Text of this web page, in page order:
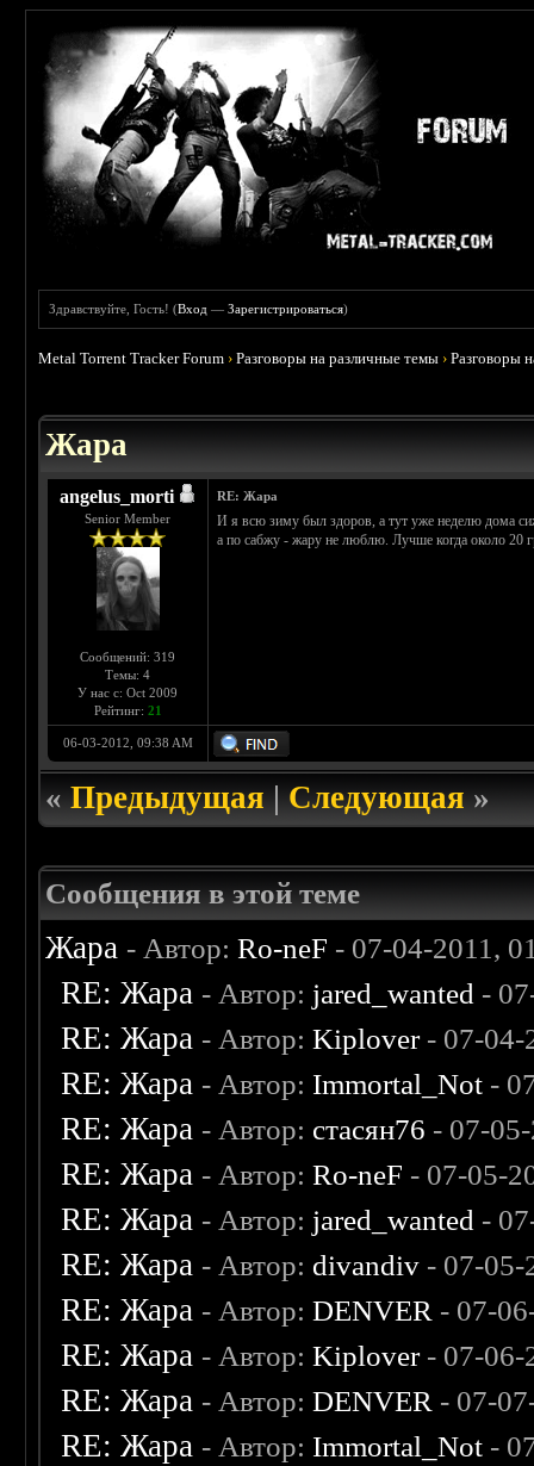
Здравствуйте, Гость! (Вход —Зарегистрироваться)
Metal Torrent Tracker Forum ›Разговоры на различные темы ›Разговоры
Жара
angelus_morti
Senior Member
Сообщений: 319
Темы: 4
У нас с: Oct 2009
Рейтинг: 21
RE: Жара
И я всю зиму был здоров, а тут уже неделю дома
а по сабжу - жару не люблю. Лучше когда около 20
06-03-2012, 09:38 AM
«Предыдущая|Следующая»
Сообщения в этой теме
Жара - Автор:Ro-neF - 07-04-2011,
RE: Жара - Автор: jared_wanted -
RE: Жара - Автор:Kiplover- 07-04-
RE: Жара - Автор: Immortal_Not -
RE: Жара - Автор: стасян76 - 07-
RE: Жара - Автор:Ro-neF - 07-05-
RE: Жара - Автор: jared_wanted -
RE: Жара - Автор: divandiv - 07-05-
RE: Жара - Автор:DENVER - 07-
RE: Жара - Автор:Kiplover- 07-06-
RE: Жара - Автор:DENVER - 07-
RE: Жара - Автор: Immortal_Not -